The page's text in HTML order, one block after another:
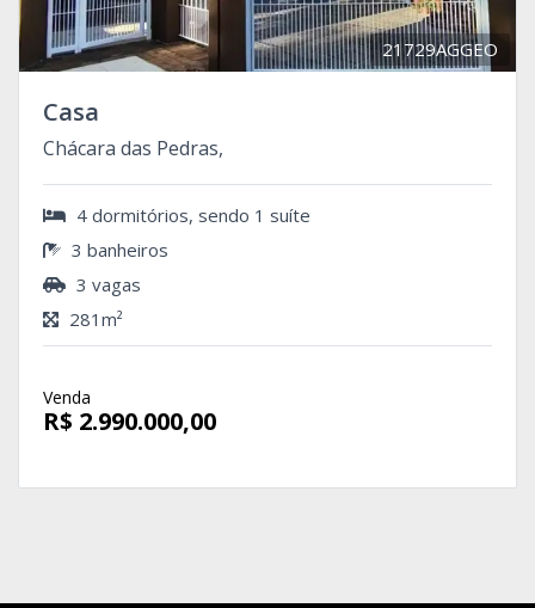
21729AGGEO
Casa
Chácara das Pedras,
4 dormitórios, sendo 1 suíte
3 banheiros
3 vagas
281m²
Venda
R$ 2.990.000,00